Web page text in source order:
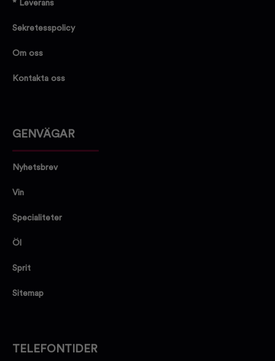
* Leverans
Sekretesspolicy
Om oss
Kontakta oss
GENVÄGAR
Nyhetsbrev
Vin
Specialiteter
Öl
Sprit
Sitemap
TELEFONTIDER